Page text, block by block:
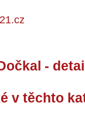
-
v těchto